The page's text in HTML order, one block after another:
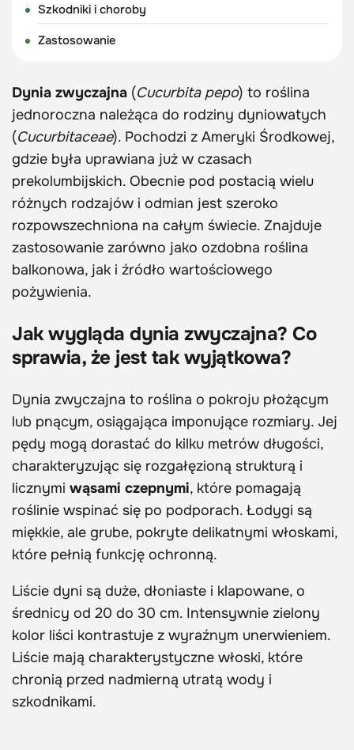
Szkodniki i choroby
Zastosowanie
Dynia zwyczajna (Cucurbita pepo) to roślina
jednoroczna należąca do rodziny dyniowatych
(Cucurbitaceae). Pochodzi z Ameryki Środkowej,
gdzie była uprawiana już w czasach
prekolumbijskich. Obecnie pod postacią wielu
różnych rodzajów i odmian jest szeroko
rozpowszechniona na całym świecie. Znajduje
zastosowanie zarówno jako ozdobna roślina
balkonowa, jak i źródło wartościowego
pożywienia.
Jak wygląda dynia zwyczajna? Co
sprawia, że jest tak wyjątkowa?
Dynia zwyczajna to roślina o pokroju płożącym
lub pnącym, osiągająca imponujące rozmiary. Jej
pędy mogą dorastać do kilku metrów długości,
charakteryzując się rozgałęzioną strukturą i
licznymi wąsami czepnymi, które pomagają
roślinie wspinać się po podporach. Łodygi są
miękkie, ale grube, pokryte delikatnymi włoskami,
które pełnią funkcję ochronną.
Liście dyni są duże, dłoniaste i klapowane, o
średnicy od 20 do 30 cm. Intensywnie zielony
kolor liści kontrastuje z wyraźnym unerwieniem.
Liście mają charakterystyczne włoski, które
chronią przed nadmierną utratą wody i
szkodnikami.